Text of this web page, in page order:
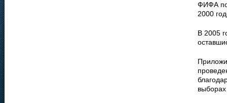
ФИФА по
2000
В 2005